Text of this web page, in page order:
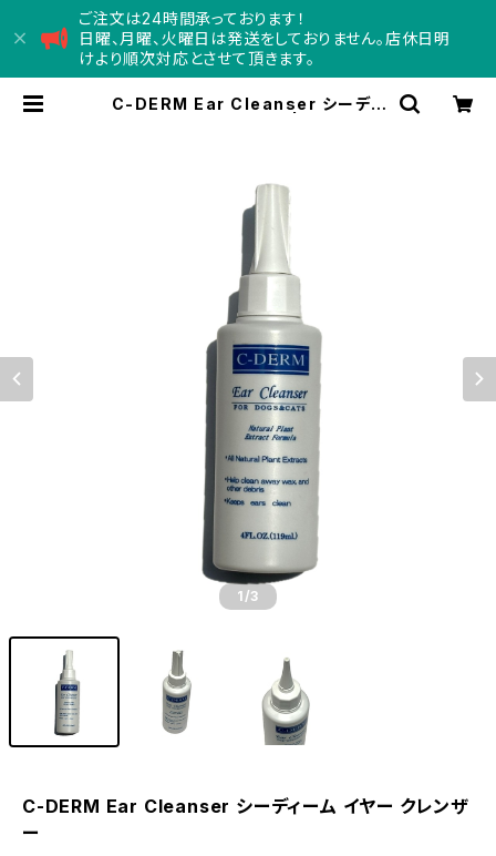
ご注文は24時間承っております！
日曜、月曜、火曜日は発送をしておりません。店休日明
けより順次対応とさせて頂きます。
C-DERM Ear Cleanser シーディ
1 /3
C-DERM Ear Cleanser シーディーム イヤー クレンザ
ー